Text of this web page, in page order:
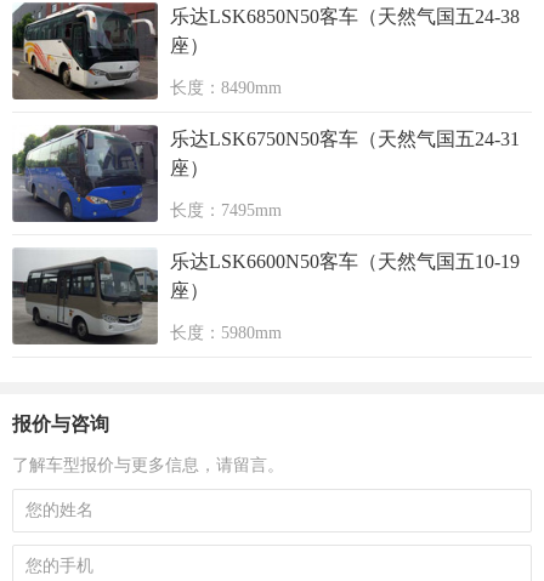
乐达LSK6850N50客车（天然气国五24-38
座）
长度：8490mm
乐达LSK6750N50客车（天然气国五24-31
座）
长度：7495mm
乐达LSK6600N50客车（天然气国五10-19
座）
长度：5980mm
报价与咨询
了解车型报价与更多信息，请留言。